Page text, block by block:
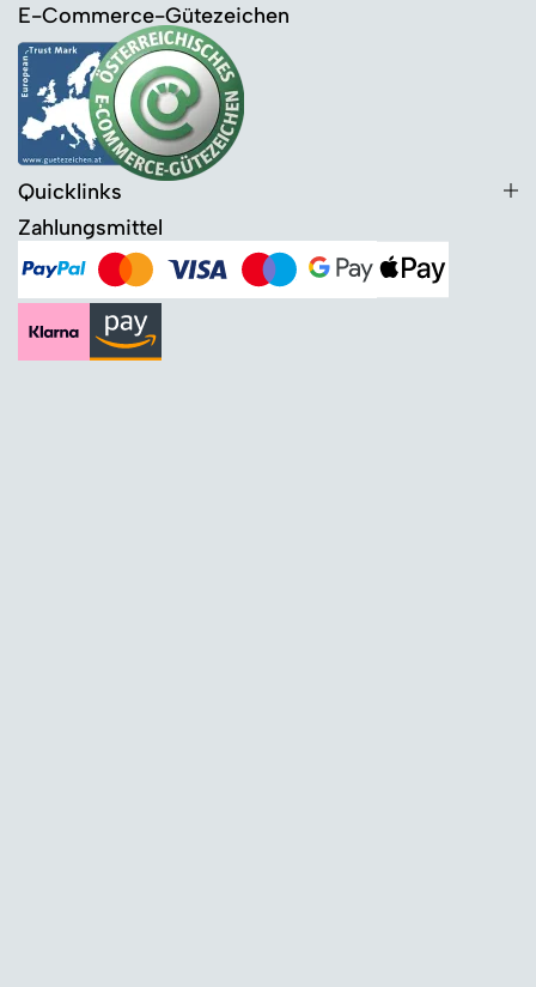
E-Commerce-Gütezeichen
Quicklinks
Zahlungsmittel